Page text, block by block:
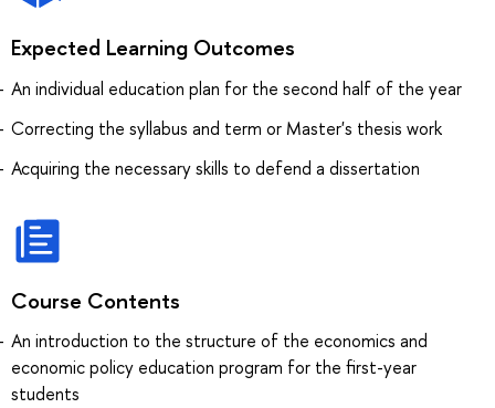
Expected Learning Outcomes
An individual education plan for the second half of the year
Correcting the syllabus and term or Master's thesis work
Acquiring the necessary skills to defend a dissertation
Course Contents
An introduction to the structure of the economics and
economic policy education program for the first-year
students